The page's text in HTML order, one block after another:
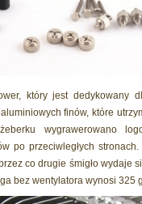
który jest dedykowany
finów, które
wygrawerowano
po przeciwległych
co drugie śmigło wydaje
bez wentylatora wynosi 325